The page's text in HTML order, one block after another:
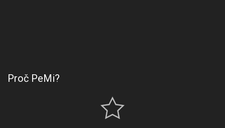
Proč PeMi?